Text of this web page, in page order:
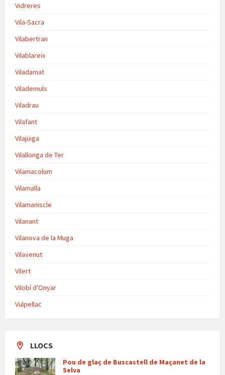
Vidreres
Vila-Sacra
Vilabertran
Vilablareix
Viladamat
Vilademuls
Viladrau
Vilafant
Vilajüiga
Vilallonga de Ter
Vilamacolum
Vilamalla
Vilamaniscle
Vilanant
Vilanova de la Muga
Vilavenut
Vilert
Vilobí d'Onyar
Vulpellac
LLOCS
Pou de glaç de Buscastell de Maçanet de la
Selva